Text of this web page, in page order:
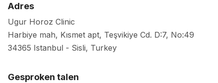
Adres
Ugur Horoz Clinic
Harbiye mah, Kısmet apt, Teşvikiye Cd. D:7, No:49
34365 Istanbul - Sisli, Turkey
Gesproken talen